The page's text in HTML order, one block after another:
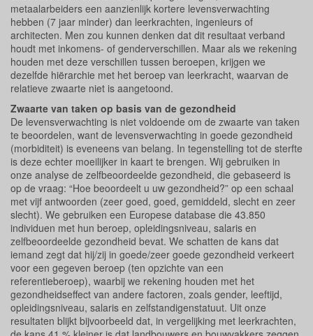
metaalarbeiders een aanzienlijk kortere levensverwachting
hebben (7 jaar minder) dan leerkrachten, ingenieurs of
architecten. Men zou kunnen denken dat dit resultaat verband
houdt met inkomens- of genderverschillen. Maar als we rekening
houden met deze verschillen tussen beroepen, krijgen we
dezelfde hiërarchie met het beroep van leerkracht, waarvan de
relatieve zwaarte niet is aangetoond.
Zwaarte van taken op basis van de gezondheid
De levensverwachting is niet voldoende om de zwaarte van taken
te beoordelen, want de levensverwachting in goede gezondheid
(morbiditeit) is eveneens van belang. In tegenstelling tot de sterfte
is deze echter moeilijker in kaart te brengen. Wij gebruiken in
onze analyse de zelfbeoordeelde gezondheid, die gebaseerd is
op de vraag: “Hoe beoordeelt u uw gezondheid?” op een schaal
met vijf antwoorden (zeer goed, goed, gemiddeld, slecht en zeer
slecht). We gebruiken een Europese database die 43.850
individuen met hun beroep, opleidingsniveau, salaris en
zelfbeoordeelde gezondheid bevat. We schatten de kans dat
iemand zegt dat hij/zij in goede/zeer goede gezondheid verkeert
voor een gegeven beroep (ten opzichte van een
referentieberoep), waarbij we rekening houden met het
gezondheidseffect van andere factoren, zoals gender, leeftijd,
opleidingsniveau, salaris en zelfstandigenstatuut. Uit onze
resultaten blijkt bijvoorbeeld dat, in vergelijking met leerkrachten,